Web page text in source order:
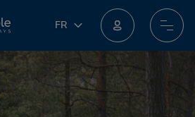
FR
DE
PL